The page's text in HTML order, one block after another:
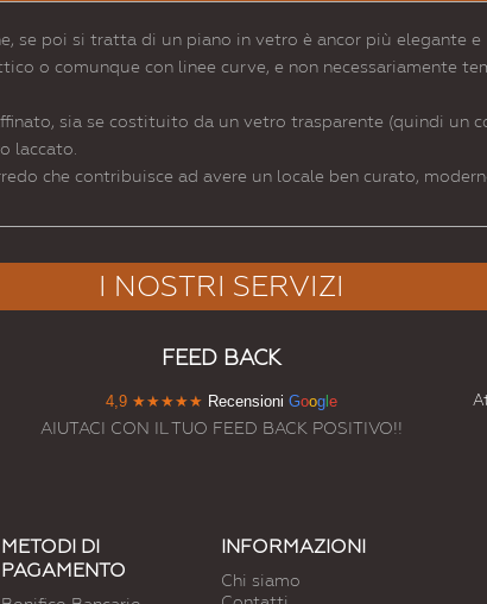
se poi si tratta di un piano in vetro è ancor più elegante e
o comunque con linee curve, e non necessariamente
sia se costituito da un vetro trasparente (quindi un
laccato.
che contribuisce ad avere un locale ben curato,
I NOSTRI SERVIZI
FEED BACK
4,9 ★★★★★ Recensioni Googl e
AIUTACI CON IL TUO FEED BACK POSITIVO!!
METODI DI
PAGAMENTO
INFORMAZIONI
Chi siamo